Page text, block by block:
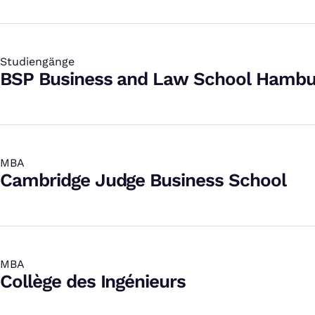
Studiengänge
:
BSP Business and Law School
MBA
:
Cambridge Judge Business School
MBA
:
Collège des Ingénieurs